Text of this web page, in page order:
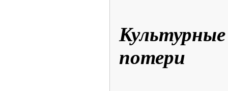
потери